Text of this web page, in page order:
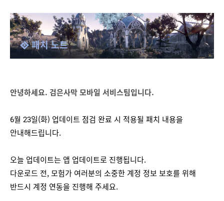
운
로
전
체
보
기
패치 노트
안녕하세요. 검은사막 모바일 서비스팀입니다.
6월 23일(화) 업데이트 점검 완료 시 적용될 패치 내용을
안내해드립니다.
오늘 업데이트는 앱 업데이트로 진행됩니다.
다운로드 전, 모험가 여러분의 소중한 계정 정보 보호를 위해
반드시 계정 연동을 진행해 주세요.